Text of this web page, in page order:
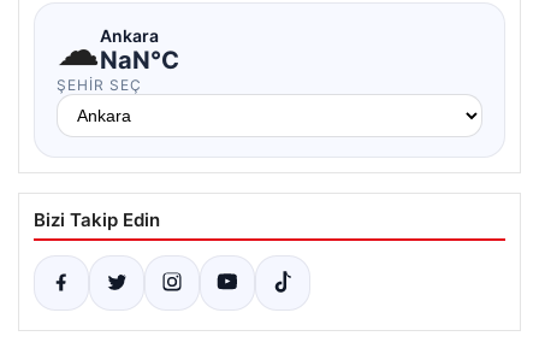
☁Ankara
NaN°C
ŞEHIR SEÇ
Bizi Takip Edin